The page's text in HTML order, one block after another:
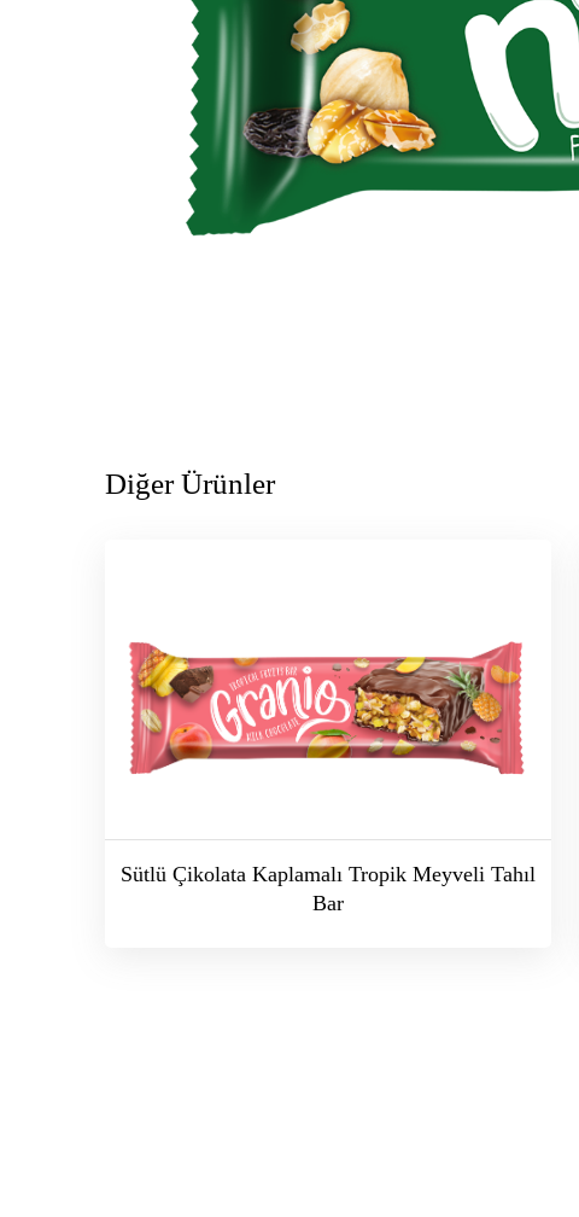
Diğer Ürünler
Sütlü Çikolata Kaplamalı Tropik Meyveli Tahıl
Bar